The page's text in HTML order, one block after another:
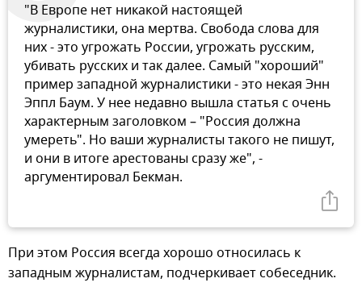
"В Европе нет никакой настоящей
журналистики, она мертва. Свобода слова для
них - это угрожать России, угрожать русским,
убивать русских и так далее. Самый "хороший"
пример западной журналистики - это некая Энн
Эппл Баум. У нее недавно вышла статья с очень
характерным заголовком – "Россия должна
умереть". Но ваши журналисты такого не пишут,
и они в итоге арестованы сразу же", -
аргументировал Бекман.
При этом Россия всегда хорошо относилась к
западным журналистам, подчеркивает собеседник.